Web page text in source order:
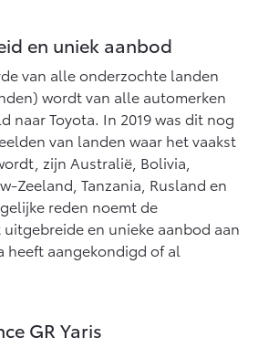
Toyota C-HR
HYBRIDE
Vanaf € 36.495,-
RAV4
en uniek aanbod
van alle onderzochte landen
wordt van alle automerken
naar Toyota. In 2019 was dit nog
van landen waar het vaakst
zijn Australië, Bolivia,
Zeeland, Tanzania, Rusland en
reden noemt de
en unieke aanbod aan
heeft aangekondigd of al
GR Yaris